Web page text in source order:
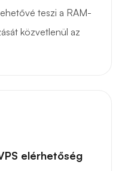
teszi a RAM-
közvetlenül az
elérhetőség